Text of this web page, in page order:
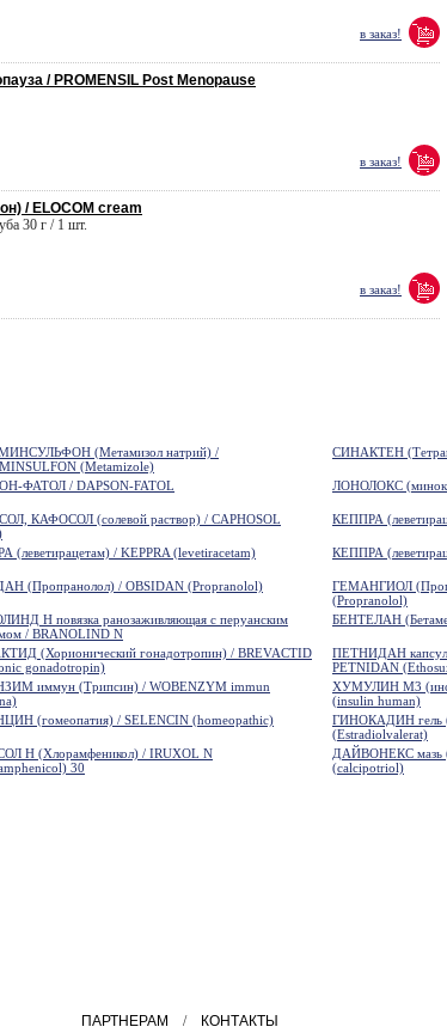
в заказ!
/ PROMENSIL Post Menopause
в заказ!
/ ELOCOM cream
30 г / 1 шт.
в заказ!
(Метамизол натрий) /
(Metamizole)
СИНАКТЕН
ФАТОЛ / DAPSON-FATOL ЛОНОЛОКС
КАФОСОЛ (солевой раствор) / CAPHOSOL
КЕППРА
(леветирацетам) / KEPPRA (levetiracetam) КЕППРА
(Пропранолол) / OBSIDAN (Propranolol)
ГЕМАНГИОЛ
(Propranolol)
Н повязка ранозаживляющая с перуанским
/ BRANOLIND N
БЕНТЕЛАН
(Хорионический гонадотропин) / BREVACTID
gonadotropin)
ПЕТНИДАН
PETNIDAN
иммун (Трипсин) / WOBENZYM immun
ХУМУЛИН М3
(insulin human)
(гомеопатия) / SELENCIN (homeopathic)
ГИНОКАДИН гель
(Estradiolvalerat)
Н (Хлорамфеникол) / IRUXOL N
30
ДАЙВОНЕКС мазь
(calcipotriol)
ПАРТНЕРАМ / КОНТАКТЫ